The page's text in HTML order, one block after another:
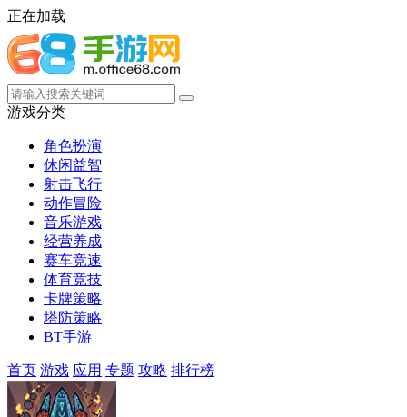
正在加载
游戏分类
角色扮演
休闲益智
射击飞行
动作冒险
音乐游戏
经营养成
赛车竞速
体育竞技
卡牌策略
塔防策略
BT手游
首页 游戏 应用 专题 攻略 排行榜